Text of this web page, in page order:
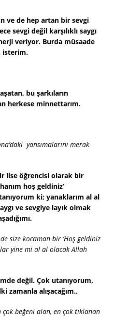
ve de hep artan bir sevgi
sevgi değil karşılıklı saygı
veriyor. Burda müsaade
isterim.
bu şarkıların
herkese minnettarım.
yansımalarını merak
lise öğrencisi olarak bir
hoş geldiniz’
ki; yanaklarım al al
ve sevgiye layık olmak
size kocaman bir ‘Hoş geldiniz
yine mi al al olacak Allah
değil. Çok utanıyorum,
zamanla alışacağım..
beğeni alan, en çok tıklanan